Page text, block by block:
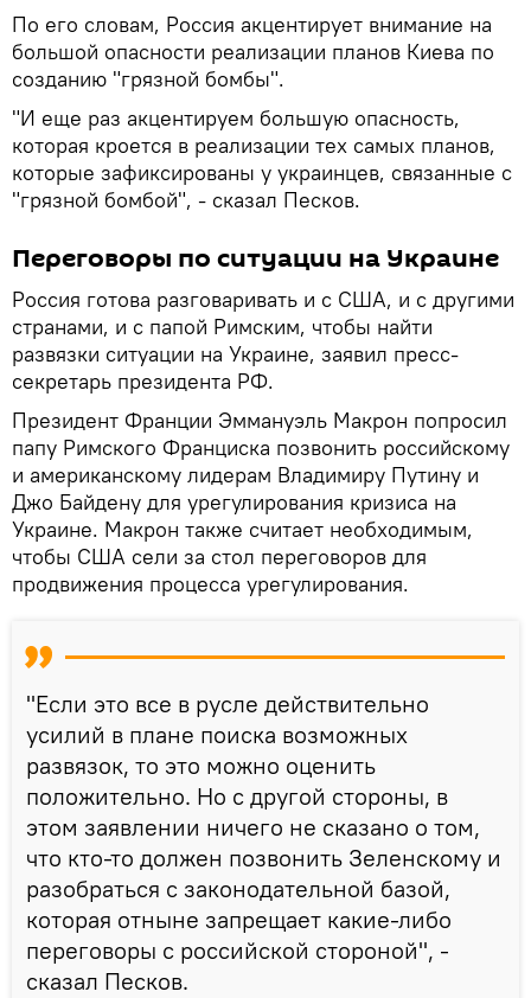
По его словам, Россия акцентирует внимание на
большой опасности реализации планов Киева по
созданию "грязной бомбы".
"И еще раз акцентируем большую опасность,
которая кроется в реализации тех самых планов,
которые зафиксированы у украинцев, связанные с
"грязной бомбой", - сказал Песков.
Переговоры по ситуации на Украине
Россия готова разговаривать и с США, и с другими
странами, и с папой Римским, чтобы найти
развязки ситуации на Украине, заявил пресс-
секретарь президента РФ.
Президент Франции Эммануэль Макрон попросил
папу Римского Франциска позвонить российскому
и американскому лидерам Владимиру Путину и
Джо Байдену для урегулирования кризиса на
Украине. Макрон также считает необходимым,
чтобы США сели за стол переговоров для
продвижения процесса урегулирования.
"Если это все в русле действительно
усилий в плане поиска возможных
развязок, то это можно оценить
положительно. Но с другой стороны, в
этом заявлении ничего не сказано о том,
что кто-то должен позвонить Зеленскому и
разобраться с законодательной базой,
которая отныне запрещает какие-либо
переговоры с российской стороной", -
сказал Песков.